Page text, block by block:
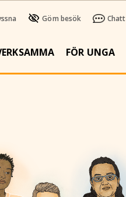
Göm besök Chatt
FÖR UNGA